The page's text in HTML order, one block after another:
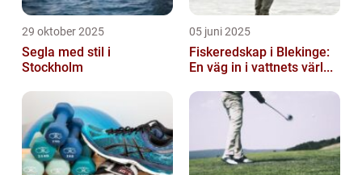
29 oktober 2025
Segla med stil i
Stockholm
05 juni 2025
Fiskeredskap i Blekinge:
En väg in i vattnets värl...